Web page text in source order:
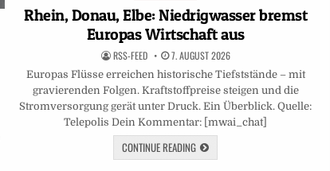
in
Rhein, Donau, Elbe: Niedrigwasser bremst
Europas Wirtschaft aus
RSS-FEED 7. AUGUST 2026
Europas Flüsse erreichen historische Tiefststände – mit
gravierenden Folgen. Kraftstoffpreise steigen und die
Stromversorgung gerät unter Druck. Ein Überblick. Quelle:
Telepolis Dein Kommentar: [mwai_chat]
CONTINUE READING